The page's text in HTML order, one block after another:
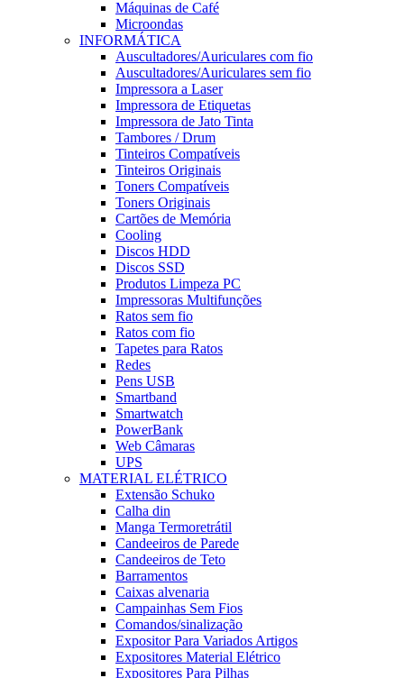
Máquinas de Café
Microondas
INFORMÁTICA
Auscultadores/Auriculares com fio
Auscultadores/Auriculares sem fio
Impressora a Laser
Impressora de Etiquetas
Impressora de Jato Tinta
Tambores / Drum
Tinteiros Compatíveis
Tinteiros Originais
Toners Compatíveis
Toners Originais
Cartões de Memória
Cooling
Discos HDD
Discos SSD
Produtos Limpeza PC
Impressoras Multifunções
Ratos sem fio
Ratos com fio
Tapetes para Ratos
Redes
Pens USB
Smartband
Smartwatch
PowerBank
Web Câmaras
UPS
MATERIAL ELÉTRICO
Extensão Schuko
Calha din
Manga Termoretrátil
Candeeiros de Parede
Candeeiros de Teto
Barramentos
Caixas alvenaria
Campainhas Sem Fios
Comandos/sinalização
Expositor Para Variados Artigos
Expositores Material Elétrico
Expositores Para Pilhas